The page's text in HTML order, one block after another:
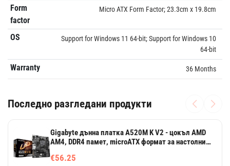
Form
factor
Micro ATX Form Factor; 23.3cm x 19.8cm
OS
Support for Windows 11 64-bit; Support for Windows 10
64-bit
Warranty 36 Months
Последно разгледани продукти
Gigabyte дънна платка A520M K V2 - цокъл AMD
AM4, DDR4 памет, microATX формат за настолни
€56.25